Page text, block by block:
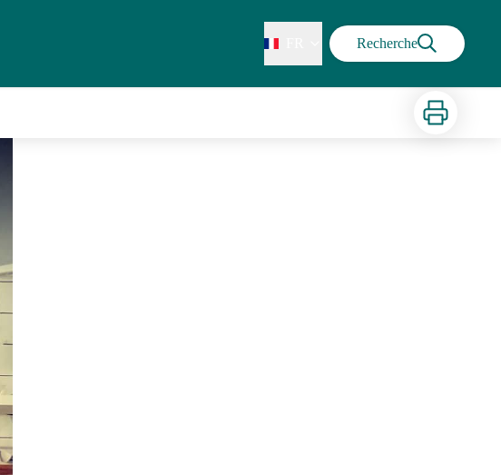
Recherche
Imprimer